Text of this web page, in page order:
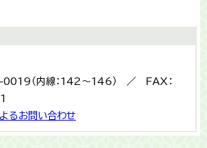
（内線：142～146） ／ FAX：
るお問い合わせ